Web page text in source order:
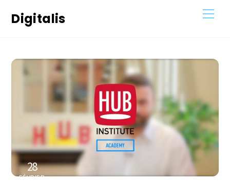
Digitalis
28
FÉVRIER